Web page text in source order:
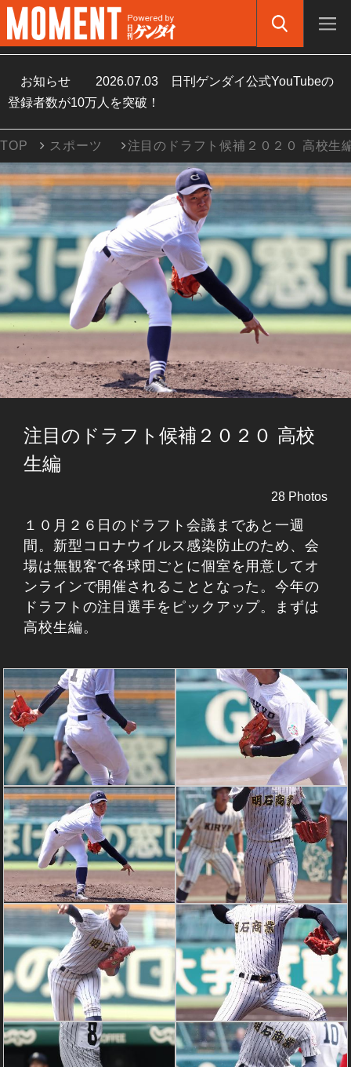
お知らせ 2026.07.03
日刊ゲンダイ公式YouTubeの
登録者数が10万人を突破！
TOP スポーツ 注目のドラフト候補２０２０ 高校生
注目のドラフト候補２０２０ 高校
生編
28 Photos
１０月２６日のドラフト会議まであと一週
間。新型コロナウイルス感染防止のため、会
場は無観客で各球団ごとに個室を用意してオ
ンラインで開催されることとなった。今年の
ドラフトの注目選手をピックアップ。まずは
高校生編。